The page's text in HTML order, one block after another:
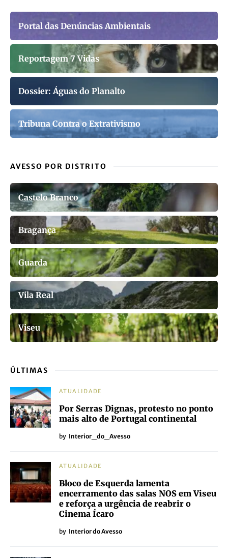
Portal das Denúncias Ambientais
Reportagem 7 Vidas
Dossier: Águas do Planalto
Tribuna Contra o Extrativismo
AVESSO POR DISTRITO
Castelo Branco
Bragança
Guarda
Vila Real
Viseu
ÚLTIMAS
ATUALIDADE
Por Serras Dignas, protesto no ponto
mais alto de Portugal continental
by Interior_do_Avesso
ATUALIDADE
Bloco de Esquerda lamenta
encerramento das salas NOS em Viseu
e reforça a urgência de reabrir o
Cinema Ícaro
by Interior do Avesso